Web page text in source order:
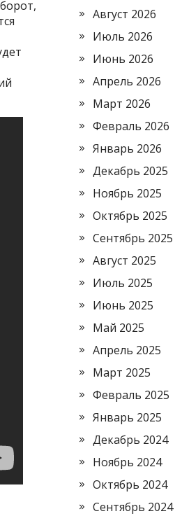
Август 2026
Июль 2026
Июнь 2026
Апрель 2026
Март 2026
Февраль 2026
Январь 2026
Декабрь 2025
Ноябрь 2025
Октябрь 2025
Сентябрь 2025
Август 2025
Июль 2025
Июнь 2025
Май 2025
Апрель 2025
Март 2025
Февраль 2025
Январь 2025
Декабрь 2024
Ноябрь 2024
Октябрь 2024
Сентябрь 2024